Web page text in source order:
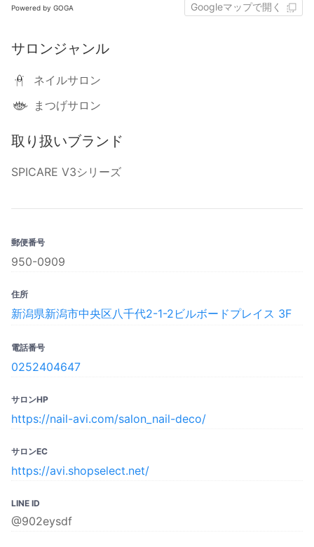
Powered by GOGA Googleマップで開く
サロンジャンル
ネイルサロン
まつげサロン
取り扱いブランド
SPICARE V3シリーズ
郵便番号
950-0909
住所
新潟県新潟市中央区八千代2-1-2ビルボードプレイス 3F
電話番号
0252404647
サロンHP
https://nail-avi.com/salon_nail-deco/
サロンEC
https://avi.shopselect.net/
LINE ID
@902eysdf